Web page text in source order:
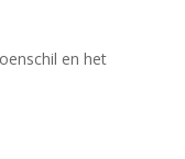
en het